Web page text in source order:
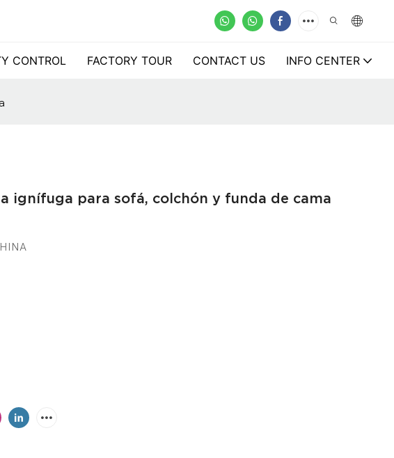
CONTROL FACTORY TOUR CONTACT US INFO CENTER
ignífuga para sofá, colchón y funda de cama